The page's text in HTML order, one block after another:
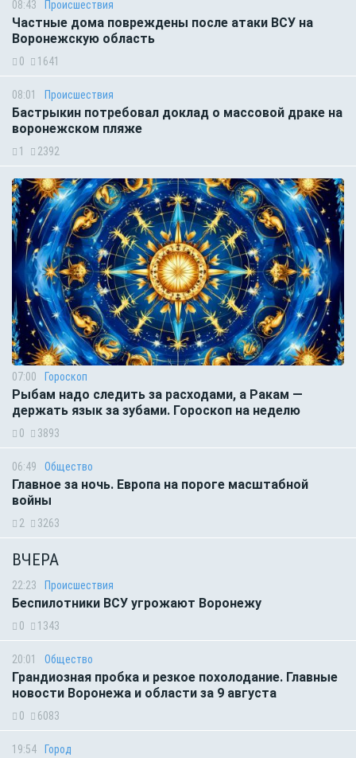
08:43 Происшествия
Частные дома повреждены после атаки ВСУ на
Воронежскую область
0 1641
08:01 Происшествия
Бастрыкин потребовал доклад о массовой драке на
воронежском пляже
1 2392
07:00 Гороскоп
Рыбам надо следить за расходами, а Ракам —
держать язык за зубами. Гороскоп на неделю
0 3893
06:49 Общество
Главное за ночь. Европа на пороге масштабной
войны
2 3263
ВЧЕРА
22:23 Происшествия
Беспилотники ВСУ угрожают Воронежу
0 1343
20:01 Общество
Грандиозная пробка и резкое похолодание. Главные
новости Воронежа и области за 9 августа
0 6083
19:54 Город